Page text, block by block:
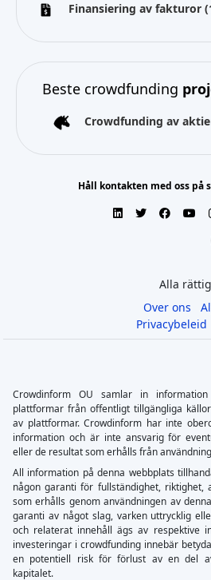
Finansiering av fakturor
Beste crowdfunding
Crowdfunding av
Håll kontakten med oss på
Alla
Over ons
Privacybeleid
Crowdinform OU samlar in
plattformar från offentligt tillgängliga
av plattformar. Crowdinform har inte
information och är inte ansvarig för
eller de resultat som erhålls från
All information på denna webbplats
någon garanti för fullständighet,
som erhålls genom användningen av
garanti av något slag, varken uttrycklig
och relaterat innehåll ägs av respektive
investeringar i crowdfunding innebär
en potentiell risk för förlust av en del
kapitalet.